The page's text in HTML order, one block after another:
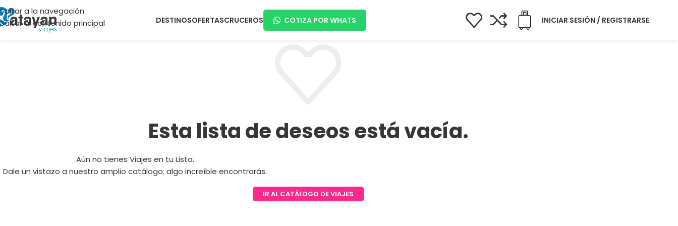
Saltar a la navegación
Saltar al contenido principal
DESTINOSOFERTASCRUCEROS COTIZA POR WHATS INICIAR SESIÓN / REGISTRARSE
Esta lista de deseos está vacía.
Aún no tienes Viajes en tu Lista.
Dale un vistazo a nuestro amplio catálogo; algo increíble encontrarás.
IR AL CATÁLOGO DE VIAJES